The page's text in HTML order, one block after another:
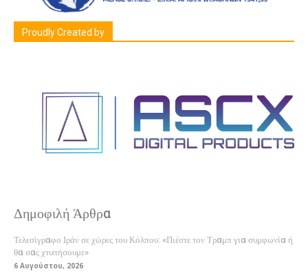
Proudly Created by
Δημοφιλή Άρθρα
Τελεσίγραφο Ιράν σε χώρες του Κόλπου: «Πιέστε τον Τραμπ για συμφωνία ή
θα σας χτυπήσουμε»
6 Αυγούστου, 2026